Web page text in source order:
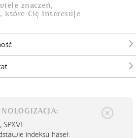
znaczeń,
które Cię interesuje
SPXVI
indeksu haseł.